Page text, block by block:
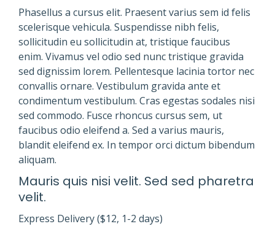
Phasellus a cursus elit. Praesent varius sem id felis
scelerisque vehicula. Suspendisse nibh felis,
sollicitudin eu sollicitudin at, tristique faucibus
enim. Vivamus vel odio sed nunc tristique gravida
sed dignissim lorem. Pellentesque lacinia tortor nec
convallis ornare. Vestibulum gravida ante et
condimentum vestibulum. Cras egestas sodales nisi
sed commodo. Fusce rhoncus cursus sem, ut
faucibus odio eleifend a. Sed a varius mauris,
blandit eleifend ex. In tempor orci dictum bibendum
aliquam.
Mauris quis nisi velit. Sed sed pharetra
velit.
Express Delivery ($12, 1-2 days)